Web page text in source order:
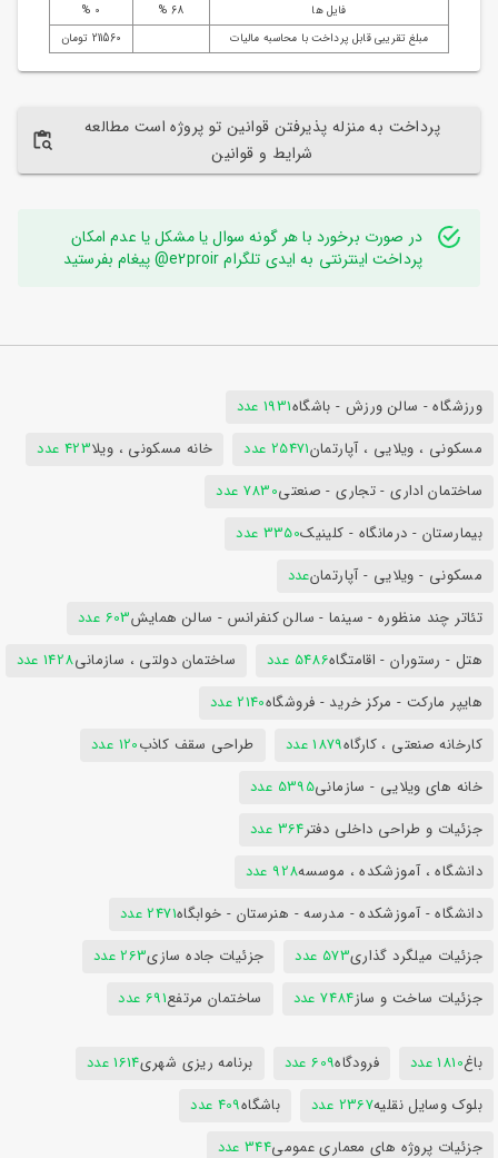
فایل ها
68 %
0 %
مبلغ تقریبی قابل پرداخت با محاسبه مالیات
211560 تومان
پرداخت به منزله پذیرفتن قوانین تو پروژه است مطالعه
شرایط و قوانین
در صورت برخورد با هر گونه سوال یا مشکل یا عدم امکان
پرداخت اینترنتی به ایدی تلگرام e2proir@ پیغام بفرستید
ورزشگاه - سالن ورزش - باشگاه1931 عدد
مسکونی ، ویلایی ، آپارتمان25471 عدد خانه مسکونی ، ویلا423 عدد
ساختمان اداری - تجاری - صنعتی7830 عدد
بیمارستان - درمانگاه - کلینیک3350 عدد
مسکونی - ویلایی - آپارتمانعدد
تئاتر چند منظوره - سینما - سالن کنفرانس - سالن همایش603 عدد
هتل - رستوران - اقامتگاه5486 عدد ساختمان دولتی ، سازمانی1428 عدد
هایپر مارکت - مرکز خرید - فروشگاه2140 عدد
کارخانه صنعتی ، کارگاه1879 عدد طراحی سقف کاذب120 عدد
خانه های ویلایی - سازمانی5395 عدد
جزئیات و طراحی داخلی دفتر364 عدد
دانشگاه ، آموزشکده ، موسسه928 عدد
دانشگاه - آموزشکده - مدرسه - هنرستان - خوابگاه2471 عدد
جزئیات میلگرد گذاری573 عدد جزئیات جاده سازی263 عدد
جزئیات ساخت و ساز7484 عدد ساختمان مرتفع691 عدد
باغ1810 عدد فرودگاه609 عدد برنامه ریزی شهری1614 عدد
بلوک وسایل نقلیه2367 عدد باشگاه409 عدد
جزئیات پروژه های معماری عمومی344 عدد